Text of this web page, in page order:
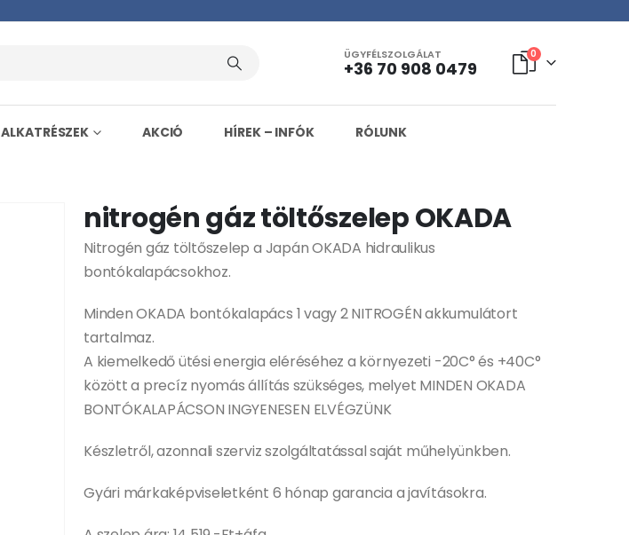
ÜGYFÉLSZOLGÁLAT
+36 70 908 0479
0
ALKATRÉSZEK AKCIÓ HÍREK – INFÓK RÓLUNK
nitrogén gáz töltőszelep OKADA
Nitrogén gáz töltőszelep a Japán OKADA hidraulikus
bontókalapácsokhoz.
Minden OKADA bontókalapács 1 vagy 2 NITROGÉN akkumulátort
tartalmaz.
A kiemelkedő ütési energia eléréséhez a környezeti -20C° és +40C°
között a precíz nyomás állítás szükséges, melyet MINDEN OKADA
BONTÓKALAPÁCSON INGYENESEN ELVÉGZÜNK
Készletről, azonnali szerviz szolgáltatással saját műhelyünkben.
Gyári márkaképviseletként 6 hónap garancia a javításokra.